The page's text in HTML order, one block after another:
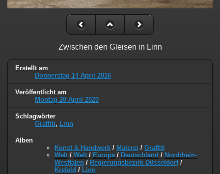
Zwischen den Gleisen in Linn
Erstellt am
Donnerstag 14 April 2016
Veröffentlicht am
Montag 20 April 2020
Schlagwörter
Graffiti, Linn
Alben
Kunst & Handwerk / Malerei / Graffiti
Welt / Welt / Europa / Deutschland / Nordrhein-
Westfalen / Regierungsbezirk Düsseldorf/
Krefeld / Linn